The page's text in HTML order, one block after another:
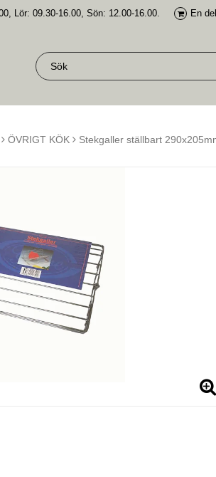
Lör: 09.30-16.00, Sön: 12.00-16.00. En
ÖVRIGT KÖK Stekgaller ställbart